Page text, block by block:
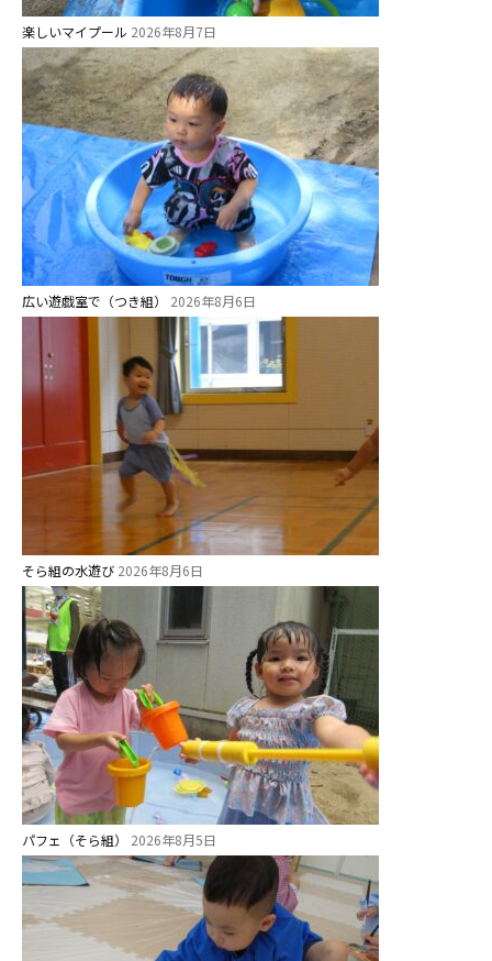
楽しいマイプール 2026年8月7日
広い遊戯室で（つき組） 2026年8月6日
そら組の水遊び 2026年8月6日
パフェ（そら組） 2026年8月5日
お知らせ
今日の幼稚園
園児募集要項